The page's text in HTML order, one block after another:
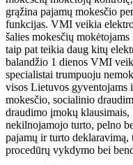
grąžina pajamų mokesčio
funkcijas. VMI veikia
šalies mokesčių
taip pat teikia daug kitų
balandžio 1 dienos VMI
specialistai trumpuoju
visos Lietuvos gyventojams
mokesčio, socialinio
draudimo įmokų klausimais,
nekilnojamojo turto, pelno
pajamų ir turto
procedūrų vykdymo bei